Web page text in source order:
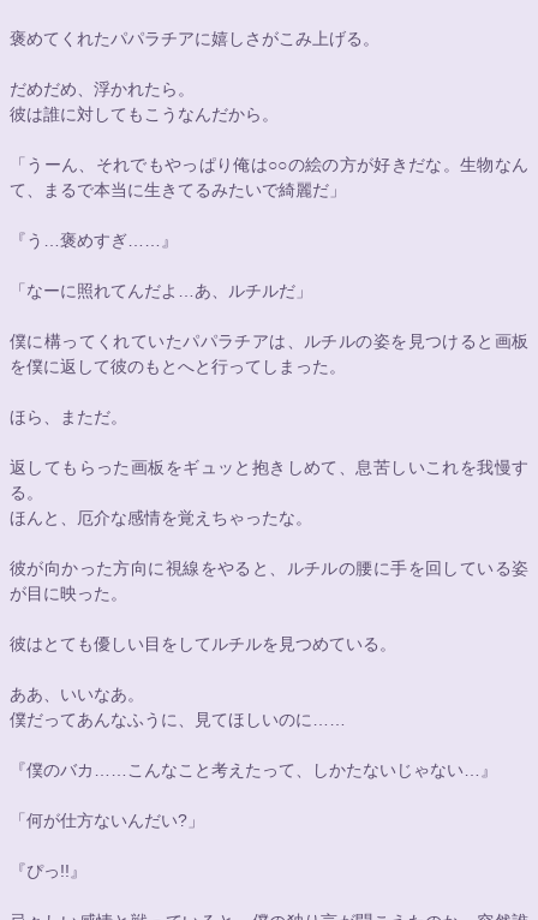
褒めてくれたパパラチアに嬉しさがこみ上げる。
だめだめ、浮かれたら。
彼は誰に対してもこうなんだから。
「うーん、それでもやっぱり俺は○○の絵の方が好きだな。生物なん
て、まるで本当に生きてるみたいで綺麗だ」
『う…褒めすぎ……』
「なーに照れてんだよ…あ、ルチルだ」
僕に構ってくれていたパパラチアは、ルチルの姿を見つけると画板
を僕に返して彼のもとへと行ってしまった。
ほら、まただ。
返してもらった画板をギュッと抱きしめて、息苦しいこれを我慢す
る。
ほんと、厄介な感情を覚えちゃったな。
彼が向かった方向に視線をやると、ルチルの腰に手を回している姿
が目に映った。
彼はとても優しい目をしてルチルを見つめている。
ああ、いいなあ。
僕だってあんなふうに、見てほしいのに……
『僕のバカ……こんなこと考えたって、しかたないじゃない…』
「何が仕方ないんだい?」
『ぴっ!!』